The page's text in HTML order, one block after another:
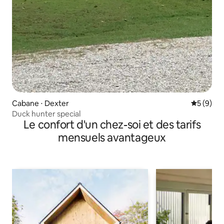
Cabane ⋅ Dexter
5 (9)
Duck hunter special
Le confort d'un chez-soi et des tarifs
mensuels avantageux